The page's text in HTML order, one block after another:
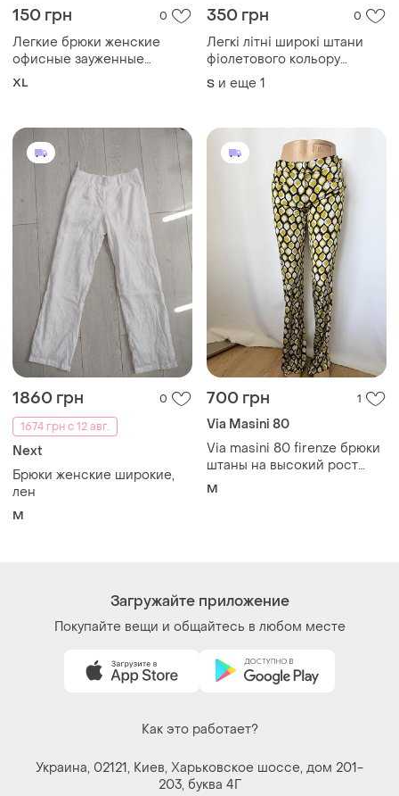
150 грн 0
Легкие брюки женские
офисные зауженные
размер хл италия
XL
350 грн 0
Легкі літні широкі штани
фіолетового кольору
марсала фіолетові йога
розмір s/m
S и еще 1
1860 грн
0
1674 грн с 12 авг.
Next
Брюки женские широкие,
лен
M
700 грн 1
Via Masini 80
Via masini 80 firenze брюки
штаны на высокий рост
узор соты желтые вискоза
M
Загружайте приложение
Покупайте вещи и общайтесь в любом месте
Как это работает?
Украина, 02121, Киев, Харьковское шоссе, дом 201-
203, буква 4Г